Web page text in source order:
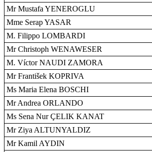
Mr Mustafa YENEROGLU
Mme Serap YASAR
M. Filippo LOMBARDI
Mr Christoph WENAWESER
M. Víctor NAUDI ZAMORA
Mr František KOPRIVA
Ms Maria Elena BOSCHI
Mr Andrea ORLANDO
Ms Sena Nur ÇELIK KANAT
Mr Ziya ALTUNYALDIZ
Mr Kamil AYDIN